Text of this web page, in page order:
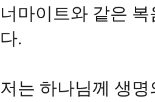
너마이트와 같은
다.
저는 하나님께 생